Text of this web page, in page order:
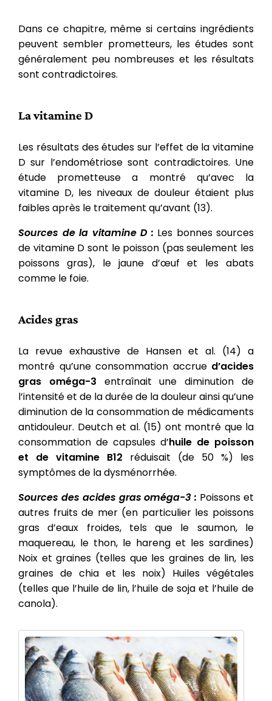
Dans ce chapitre, même si certains ingrédients
peuvent sembler prometteurs, les études sont
généralement peu nombreuses et les résultats
sont contradictoires.
La vitamine D
Les résultats des études sur l’effet de la vitamine
D sur l’endométriose sont contradictoires. Une
étude prometteuse a montré qu’avec la
vitamine D, les niveaux de douleur étaient plus
faibles après le traitement qu’avant (13).
Sources de la vitamine D : Les bonnes sources
de vitamine D sont le poisson (pas seulement les
poissons gras), le jaune d’œuf et les abats
comme le foie.
Acides gras
La revue exhaustive de Hansen et al. (14) a
montré qu’une consommation accrue d’acides
gras oméga-3 entraînait une diminution de
l’intensité et de la durée de la douleur ainsi qu’une
diminution de la consommation de médicaments
antidouleur. Deutch et al. (15) ont montré que la
consommation de capsules d’huile de poisson
et de vitamine B12 réduisait (de 50 %) les
symptômes de la dysménorrhée.
Sources des acides gras oméga-3 : Poissons et
autres fruits de mer (en particulier les poissons
gras d’eaux froides, tels que le saumon, le
maquereau, le thon, le hareng et les sardines)
Noix et graines (telles que les graines de lin, les
graines de chia et les noix) Huiles végétales
(telles que l’huile de lin, l’huile de soja et l’huile de
canola).